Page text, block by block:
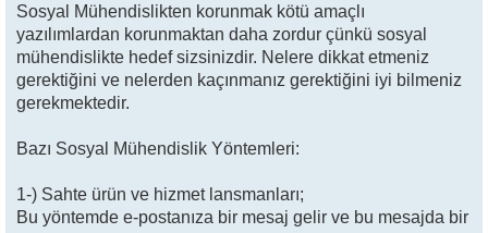
Sosyal Mühendislikten korunmak kötü amaçlı
yazılımlardan korunmaktan daha zordur çünkü sosyal
mühendislikte hedef sizsinizdir. Nelere dikkat etmeniz
gerektiğini ve nelerden kaçınmanız gerektiğini iyi bilmeniz
gerekmektedir.
Bazı Sosyal Mühendislik Yöntemleri:
1-) Sahte ürün ve hizmet lansmanları;
Bu yöntemde e-postanıza bir mesaj gelir ve bu mesajda bir